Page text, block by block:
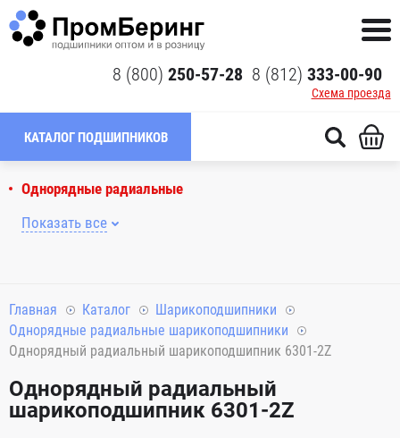
8 (800) 250-57-28 8 (812) 333-00-90
Схема проезда
КАТАЛОГ ПОДШИПНИКОВ
Однорядные радиальные
Показать все
Главная Каталог
Шарикоподшипники
Однорядные радиальные шарикоподшипники
Однорядный радиальный шарикоподшипник 6301-2Z
Однорядный радиальный
шарикоподшипник 6301-2Z